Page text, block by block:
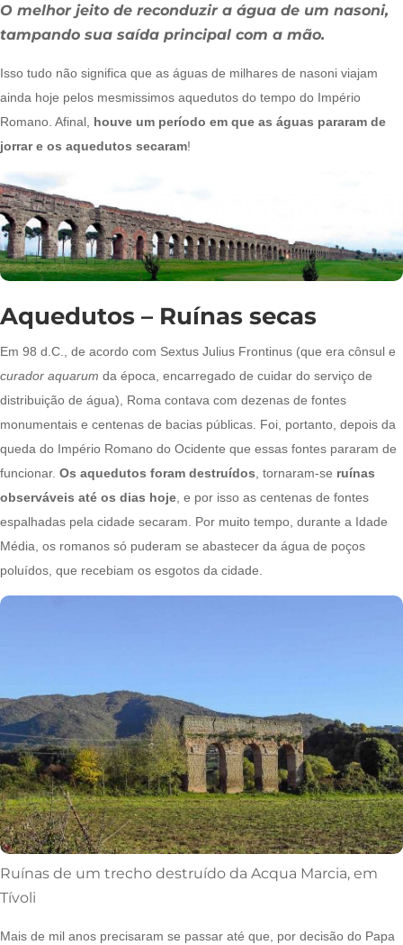
O melhor jeito de reconduzir a água de um nasoni,
tampando sua saída principal com a mão.
Isso tudo não significa que as águas de milhares de nasoni viajam
ainda hoje pelos mesmissimos aquedutos do tempo do Império
Romano. Afinal, houve um período em que as águas pararam de
jorrar e os aquedutos secaram!
Aquedutos – Ruínas secas
Em 98 d.C., de acordo com Sextus Julius Frontinus (que era cônsul e
curador aquarum da época, encarregado de cuidar do serviço de
distribuição de água), Roma contava com dezenas de fontes
monumentais e centenas de bacias públicas. Foi, portanto, depois da
queda do Império Romano do Ocidente que essas fontes pararam de
funcionar. Os aquedutos foram destruídos, tornaram-se ruínas
observáveis até os dias hoje, e por isso as centenas de fontes
espalhadas pela cidade secaram. Por muito tempo, durante a Idade
Média, os romanos só puderam se abastecer da água de poços
poluídos, que recebiam os esgotos da cidade.
Ruínas de um trecho destruído da Acqua Marcia, em
Tívoli
Mais de mil anos precisaram se passar até que, por decisão do Papa